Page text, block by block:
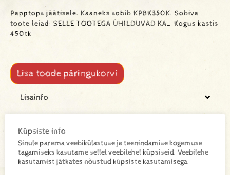
Papptops jäätisele. Kaaneks sobib KPBK350K. Sobiva
toote leiad: SELLE TOOTEGA ÜHILDUVAD KA… Kogus kastis
450tk
Lisa toode päringukorvi
Lisainfo
Kaal
0,007 kg
Küpsiste info
Sinule parema veebikülastuse ja teenindamise kogemuse
tagamiseks kasutame sellel veebilehel küpsiseid. Veebilehe
kasutamist jätkates nõustud küpsiste kasutamisega.